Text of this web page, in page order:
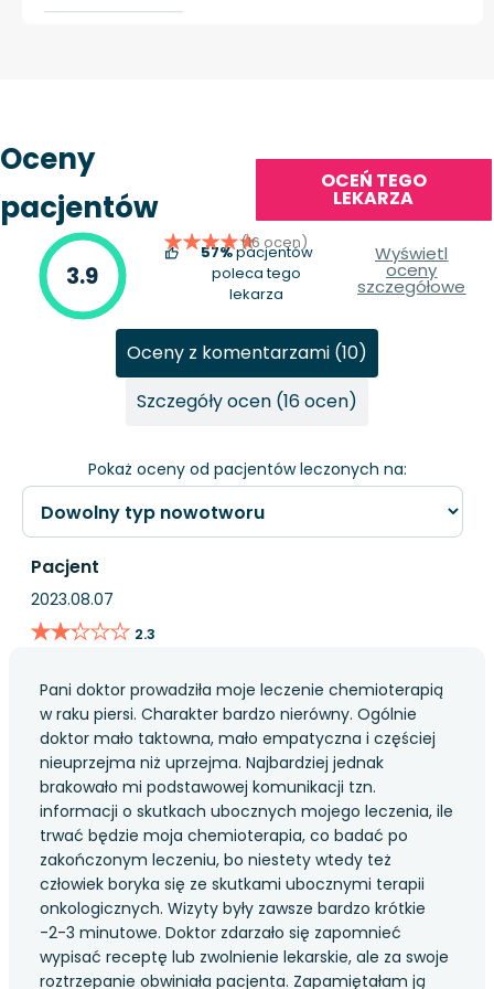
Oceny
pacjentów
OCEŃ TEGO
LEKARZA
3.9
(16 ocen)
57%pacjentów
poleca tego
lekarza
Wyświetl
oceny
szczegółowe
Pokaż oceny od pacjentów leczonych na:
Oceny z komentarzami (10)
Szczegóły ocen (16 ocen)
Pacjent
2023.08.07
★★★★★
★★★★★ 2.3
Pani doktor prowadziła moje leczenie chemioterapią
w raku piersi. Charakter bardzo nierówny. Ogólnie
doktor mało taktowna, mało empatyczna i częściej
nieuprzejma niż uprzejma. Najbardziej jednak
brakowało mi podstawowej komunikacji tzn.
informacji o skutkach ubocznych mojego leczenia, ile
trwać będzie moja chemioterapia, co badać po
zakończonym leczeniu, bo niestety wtedy też
człowiek boryka się ze skutkami ubocznymi terapii
onkologicznych. Wizyty były zawsze bardzo krótkie
-2-3 minutowe. Doktor zdarzało się zapomnieć
wypisać receptę lub zwolnienie lekarskie, ale za swoje
roztrzepanie obwiniała pacjenta. Zapamiętałam ją